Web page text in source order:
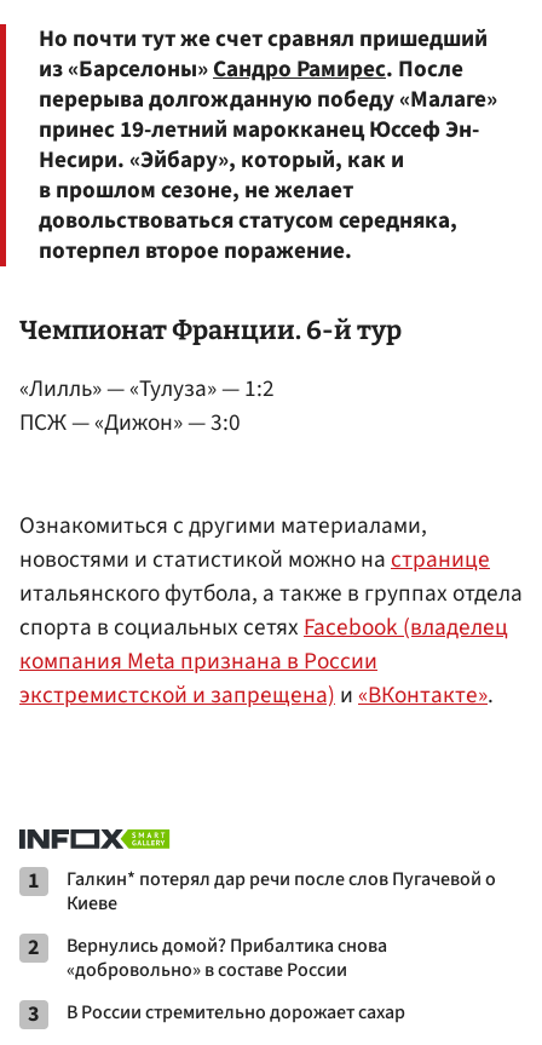
Но почти тут же счет сравнял пришедший
из «Барселоны»Сандро Рамирес. После
перерыва долгожданную победу «Малаге»
принес 19-летний марокканец Юссеф Эн-
Несири. «Эйбару», который, как и
в прошлом сезоне, не желает
довольствоваться статусом середняка,
потерпел второе поражение.
Чемпионат Франции. 6-й тур
«Лилль» — «Тулуза» — 1:2
ПСЖ — «Дижон» — 3:0
Ознакомиться с другими материалами,
новостями и статистикой можно настранице
итальянского футбола, а также в группах отдела
спорта в социальных сетяхFacebook (владелец
компания Meta признана в России
экстремистской и запрещена)и«ВКонтакте».
1
Галкин* потерял дар речи после слов Пугачевой о
Киеве
2
Вернулись домой? Прибалтика снова
«добровольно» в составе России
3 В России стремительно дорожает сахар